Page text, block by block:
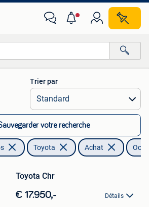
Toutes les distances…
Trier par
votre recherche
Toyota Achat
Toyota Chr
€ 17.950,- Détails